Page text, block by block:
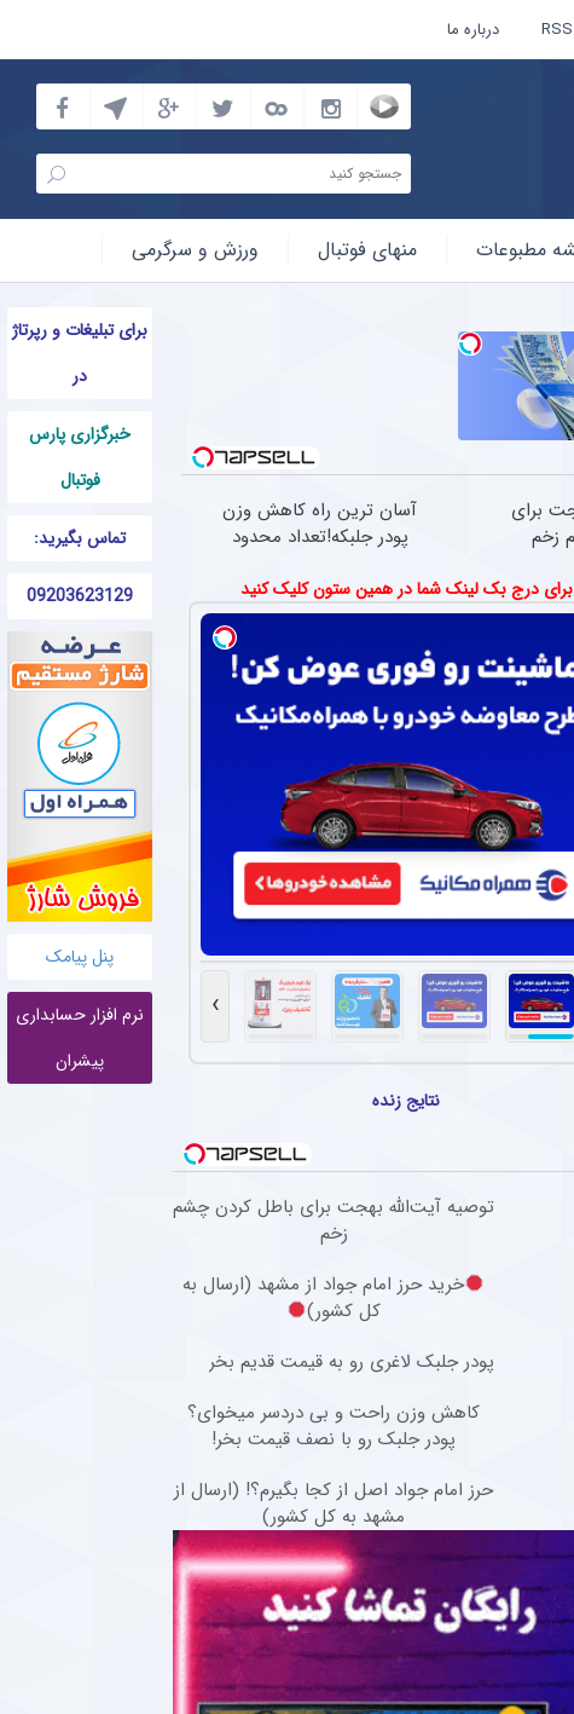
RSS درباره ما
مطبوعات منهای فوتبال ورزش و سرگرمی
برای تبلیغات و رپرتاژ
در
خبرگزاری پارس
فوتبال
تماس بگیرید:
09203623129
پنل پیامک
نرم افزار حسابداری
پیشران
برای
زخم
آسان ترین راه کاهش وزن
پودر جلبکه!تعداد محدود
برای درج بک لینک شما در همین ستون کلیک کنید
›
نتایج زنده
توصیه آیت‌الله بهجت برای باطل کردن چشم
زخم
خرید حرز امام جواد از مشهد (ارسال به
کل کشور)
پودر جلبک لاغری رو به قیمت قدیم بخر
کاهش وزن راحت و بی دردسر میخوای؟
پودر جلبک رو با نصف قیمت بخر!
حرز امام جواد اصل از کجا بگیرم؟! (ارسال از
مشهد به کل کشور)